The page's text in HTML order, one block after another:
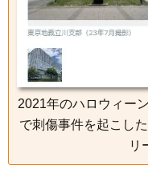
2021年のハロウィー
で刺傷事件を起こし
リ